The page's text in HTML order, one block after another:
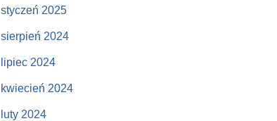
styczeń 2025
sierpień 2024
lipiec 2024
kwiecień 2024
luty 2024